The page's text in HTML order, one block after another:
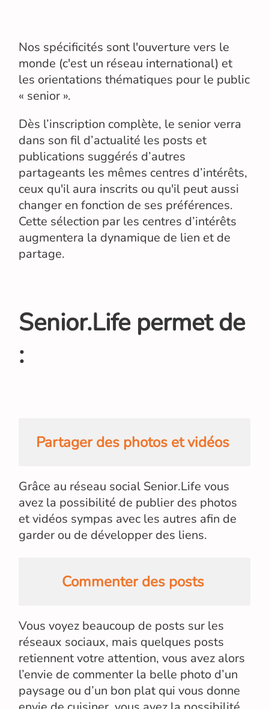
Nos spécificités sont l'ouverture vers le
monde (c'est un réseau international) et
les orientations thématiques pour le public
« senior ».
Dès l’inscription complète, le senior verra
dans son fil d’actualité les posts et
publications suggérés d’autres
partageants les mêmes centres d’intérêts,
ceux qu'il aura inscrits ou qu'il peut aussi
changer en fonction de ses préférences.
Cette sélection par les centres d’intérêts
augmentera la dynamique de lien et de
partage.
Senior.Life permet de
:
Partager des photos et vidéos
Grâce au réseau social Senior.Life vous
avez la possibilité de publier des photos
et vidéos sympas avec les autres afin de
garder ou de développer des liens.
Commenter des posts
Vous voyez beaucoup de posts sur les
réseaux sociaux, mais quelques posts
retiennent votre attention, vous avez alors
l’envie de commenter la belle photo d’un
paysage ou d’un bon plat qui vous donne